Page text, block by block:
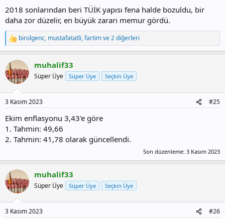
2018 sonlarından beri TÜİK yapısı fena halde bozuldu, bir
daha zor düzelir, en büyük zararı memur gördü.
T
e
k
i
l
birolgenc, mustafatatli,fartimve 2 diğerleri
muhalif33
Süper Üye Süper Üye Seçkin Üye
3 Kasım 2023 #25
Ekim enflasyonu 3,43'e göre
1. Tahmin: 49,66
2. Tahmin: 41,78 olarak güncellendi.
Son düzenleme: 3 Kasım 2023
muhalif33
Süper Üye Süper Üye Seçkin Üye
3 Kasım 2023 #26